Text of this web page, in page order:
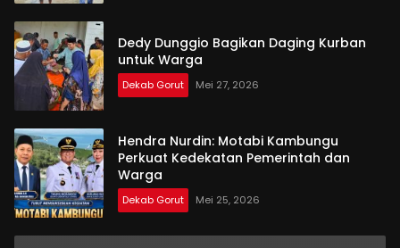
Dedy Dunggio Bagikan Daging Kurban
untuk Warga
Dekab Gorut Mei 27, 2026
Hendra Nurdin: Motabi Kambungu
Perkuat Kedekatan Pemerintah dan
Warga
Dekab Gorut Mei 25, 2026